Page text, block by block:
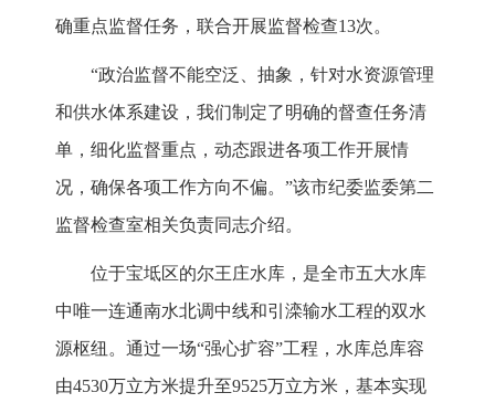
确重点监督任务，联合开展监督检查13次。
“政治监督不能空泛、抽象，针对水资源管理
和供水体系建设，我们制定了明确的督查任务清
单，细化监督重点，动态跟进各项工作开展情
况，确保各项工作方向不偏。”该市纪委监委第二
监督检查室相关负责同志介绍。
位于宝坻区的尔王庄水库，是全市五大水库
中唯一连通南水北调中线和引滦输水工程的双水
源枢纽。通过一场“强心扩容”工程，水库总库容
由4530万立方米提升至9525万立方米，基本实现